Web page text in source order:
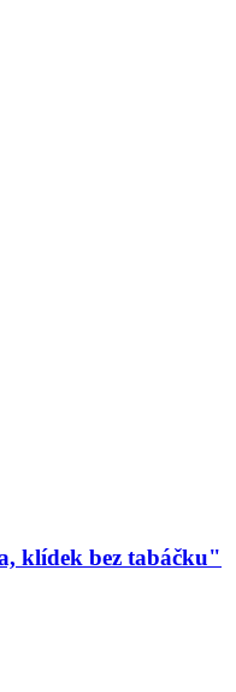
klídek bez tabáčku"